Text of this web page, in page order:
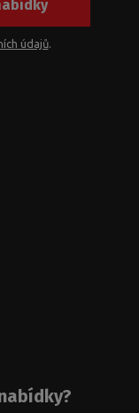
údajů.